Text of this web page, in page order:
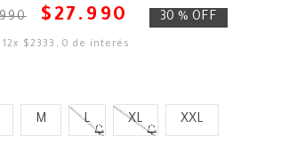
990 $ 27 . 990 30 % OFF
12x $2333 ,0 de interés
M L XL XXL